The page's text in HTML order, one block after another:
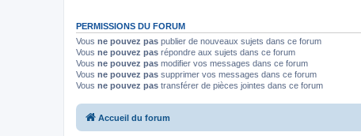
PERMISSIONS DU FORUM
Vous ne pouvez pas publier de nouveaux sujets dans ce forum
Vous ne pouvez pas répondre aux sujets dans ce forum
Vous ne pouvez pas modifier vos messages dans ce forum
Vous ne pouvez pas supprimer vos messages dans ce forum
Vous ne pouvez pas transférer de pièces jointes dans ce forum
Accueil du forum